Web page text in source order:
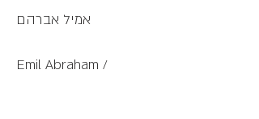
אמיל אברהם
Emil Abraham /